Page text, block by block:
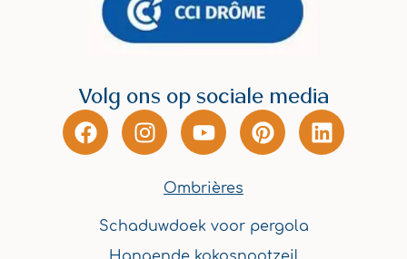
Volg ons op sociale media
F
a
I
n
g
Y
o
t
b
P
i
r
L
i
Ombrières
Schaduwdoek voor pergola